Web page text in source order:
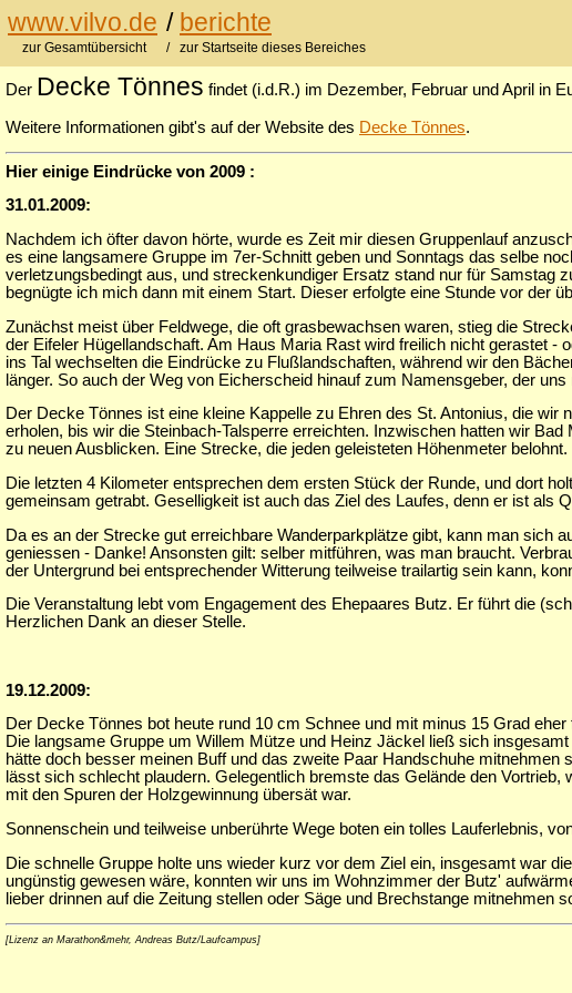
www.vilvo.de / berichte
zur Gesamtübersicht / zur Startseite dieses Bereiches
Der Decke Tönnes findet (i.d.R.) im Dezember, Februar und April in
Weitere Informationen gibt's auf der Website des Decke Tönnes.
Hier einige Eindrücke von 2009 :
31.01.2009:
Nachdem ich öfter davon hörte, wurde es Zeit mir diesen Gruppenlauf
es eine langsamere Gruppe im 7er-Schnitt geben und Sonntags das selbe
verletzungsbedingt aus, und streckenkundiger Ersatz stand nur für Samstag
begnügte ich mich dann mit einem Start. Dieser erfolgte eine Stunde vor der
Zunächst meist über Feldwege, die oft grasbewachsen waren, stieg die
der Eifeler Hügellandschaft. Am Haus Maria Rast wird freilich nicht gerastet
ins Tal wechselten die Eindrücke zu Flußlandschaften, während wir den
länger. So auch der Weg von Eicherscheid hinauf zum Namensgeber, der uns
Der Decke Tönnes ist eine kleine Kappelle zu Ehren des St. Antonius, die
erholen, bis wir die Steinbach-Talsperre erreichten. Inzwischen hatten wir
zu neuen Ausblicken. Eine Strecke, die jeden geleisteten Höhenmeter belohnt.
Die letzten 4 Kilometer entsprechen dem ersten Stück der Runde, und dort
gemeinsam getrabt. Geselligkeit ist auch das Ziel des Laufes, denn er ist als
Da es an der Strecke gut erreichbare Wanderparkplätze gibt, kann man sich
geniessen - Danke! Ansonsten gilt: selber mitführen, was man braucht.
der Untergrund bei entsprechender Witterung teilweise trailartig sein kann,
Die Veranstaltung lebt vom Engagement des Ehepaares Butz. Er führt die
Herzlichen Dank an dieser Stelle.
19.12.2009:
Der Decke Tönnes bot heute rund 10 cm Schnee und mit minus 15 Grad eher
Die langsame Gruppe um Willem Mütze und Heinz Jäckel ließ sich
hätte doch besser meinen Buff und das zweite Paar Handschuhe
lässt sich schlecht plaudern. Gelegentlich bremste das Gelände den
mit den Spuren der Holzgewinnung übersät war.
Sonnenschein und teilweise unberührte Wege boten ein tolles Lauferlebnis,
Die schnelle Gruppe holte uns wieder kurz vor dem Ziel ein, insgesamt war
ungünstig gewesen wäre, konnten wir uns im Wohnzimmer der Butz'
lieber drinnen auf die Zeitung stellen oder Säge und Brechstange mitnehmen
[Lizenz an Marathon&mehr, Andreas Butz/Laufcampus]